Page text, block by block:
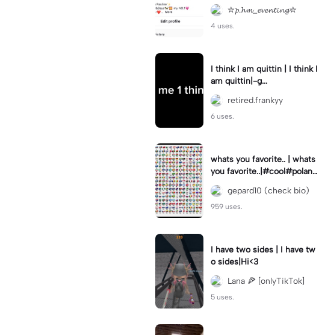
✮𝓹.𝓱𝓶_𝓮𝓿𝓮𝓷𝓽𝓲𝓷𝓰✮
4 uses.
I think I am quittin | I think I
am quittin|-g...
retired.frankyy
6 uses.
whats you favorite.. | whats
you favorite..|#cool#poland
#foryou#funny#love
gepard10 (check bio)
959 uses.
I have two sides | I have tw
o sides|Hi<3
Lana 🍕 [onlyTikTok]
5 uses.